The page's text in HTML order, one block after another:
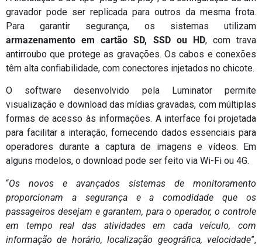
gravador pode ser replicada para outros da mesma frota.
Para garantir segurança, os sistemas utilizam
armazenamento em cartão SD, SSD ou HD, com trava
antirroubo que protege as gravações. Os cabos e conexões
têm alta confiabilidade, com conectores injetados no chicote.
O software desenvolvido pela Luminator permite
visualização e download das mídias gravadas, com múltiplas
formas de acesso às informações. A interface foi projetada
para facilitar a interação, fornecendo dados essenciais para
operadores durante a captura de imagens e vídeos. Em
alguns modelos, o download pode ser feito via Wi-Fi ou 4G.
“Os novos e avançados sistemas de monitoramento
proporcionam a segurança e a comodidade que os
passageiros desejam e garantem, para o operador, o controle
em tempo real das atividades em cada veículo, com
informação de horário, localização geográfica, velocidade”,